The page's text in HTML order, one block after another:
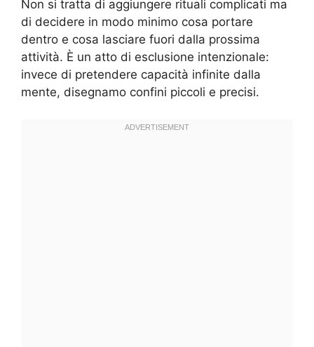
Non si tratta di aggiungere rituali complicati ma
di decidere in modo minimo cosa portare
dentro e cosa lasciare fuori dalla prossima
attività. È un atto di esclusione intenzionale:
invece di pretendere capacità infinite dalla
mente, disegnamo confini piccoli e precisi.